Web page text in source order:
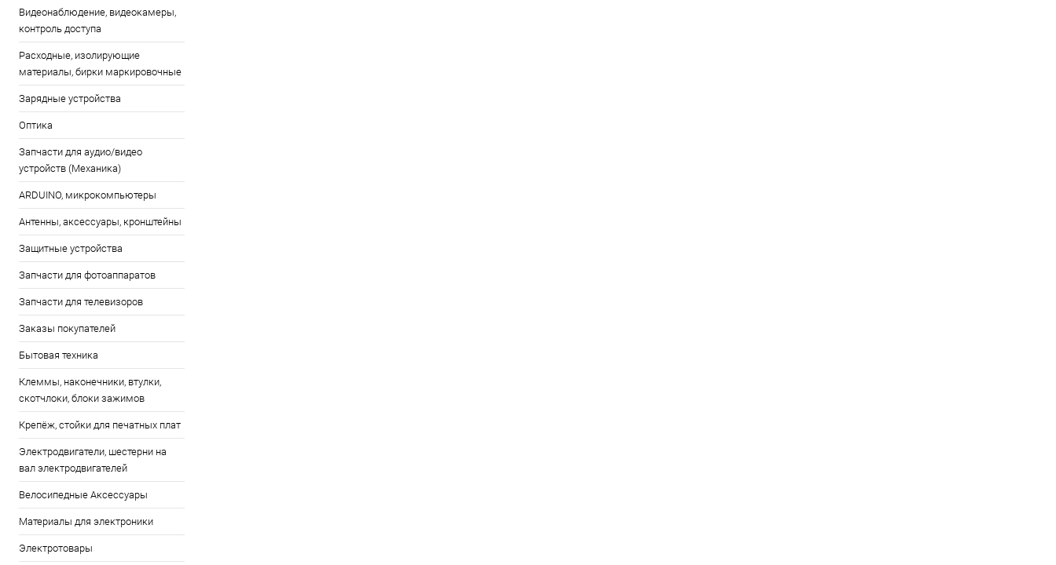
Видеонаблюдение, видеокамеры,
контроль доступа
Расходные, изолирующие
материалы, бирки маркировочные
Зарядные устройства
Оптика
Запчасти для аудио/видео
устройств (Механика)
ARDUINO, микрокомпьютеры
Антенны, аксессуары, кронштейны
Защитные устройства
Запчасти для фотоаппаратов
Запчасти для телевизоров
Заказы покупателей
Бытовая техника
Клеммы, наконечники, втулки,
скотчлоки, блоки зажимов
Крепёж, стойки для печатных плат
Электродвигатели, шестерни на
вал электродвигателей
Велосипедные Аксессуары
Материалы для электроники
Электротовары